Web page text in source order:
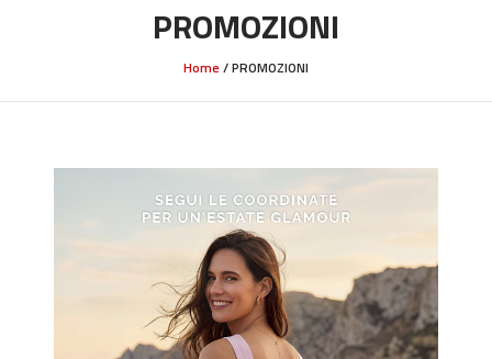
PROMOZIONI
Home/PROMOZIONI